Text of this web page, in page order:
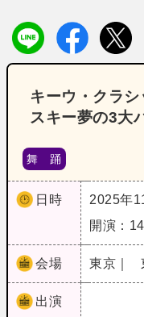
キーウ・クラ
スキー夢の3大
舞 踊
日時
2025年
開演：
会場 東京｜
出演